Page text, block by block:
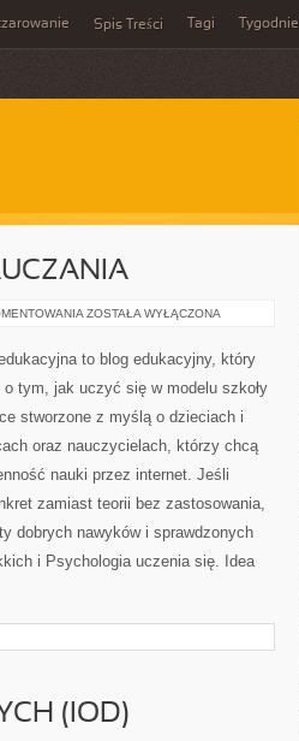
Spis Treści Tagi Tygodnie
NOWATORSKIE
ZOSTAŁA WYŁĄCZONA
to blog edukacyjny, który
o tym, jak uczyć się w modelu szkoły
stworzone z myślą o dzieciach i
oraz nauczycielach, którzy chcą
nauki przez internet. Jeśli
zamiast teorii bez zastosowania,
dobrych nawyków i sprawdzonych
i Psychologia uczenia się. Idea
(IOD)